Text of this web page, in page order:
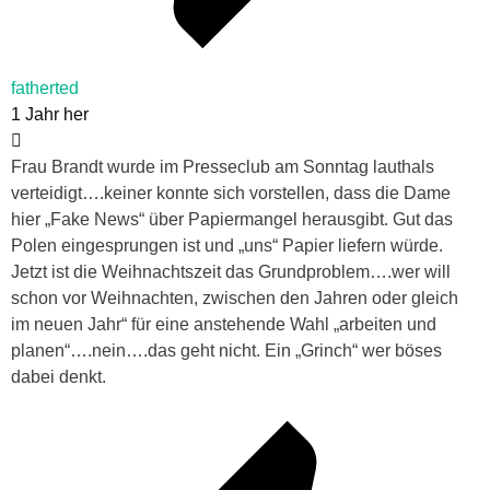
fatherted
1 Jahr her
Frau Brandt wurde im Presseclub am Sonntag lauthals
verteidigt….keiner konnte sich vorstellen, dass die Dame
hier „Fake News“ über Papiermangel herausgibt. Gut das
Polen eingesprungen ist und „uns“ Papier liefern würde.
Jetzt ist die Weihnachtszeit das Grundproblem….wer will
schon vor Weihnachten, zwischen den Jahren oder gleich
im neuen Jahr“ für eine anstehende Wahl „arbeiten und
planen“….nein….das geht nicht. Ein „Grinch“ wer böses
dabei denkt.